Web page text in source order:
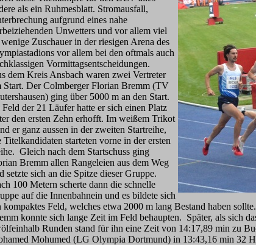
als ein Ruhmesblatt. Stromausfall,
aufgrund eines nahe
Unwetters und vor allem viel
Zuschauer in der riesigen Arena des
vor allem bei den oftmals auch
Vormittagsentscheidungen.
dem Kreis Ansbach waren zwei Vertreter
Start. Der Colmberger Florian Bremm (TV
ging über 5000 m an den Start.
der 21 Läufer hatte er sich einen Platz
den ersten Zehn erhofft. Im weißem Trikot
er ganz aussen in der zweiten Startreihe,
Titelkandidaten starteten vorne in der ersten
Gleich nach dem Startschuss ging
Bremm allen Rangeleien aus dem Weg
setzte sich an die Spitze dieser Gruppe.
100 Metern scherte dann die schnelle
auf die Innenbahnein und es bildete sich
kompaktes Feld, welches etwa 2000 m lang Bestand haben
konnte sich lange Zeit im Feld behaupten. Später, als sich
Runden stand für ihn eine Zeit von 14:17,89 min zu
Mohumed (LG Olympia Dortmund) in 13:43,16 min 32